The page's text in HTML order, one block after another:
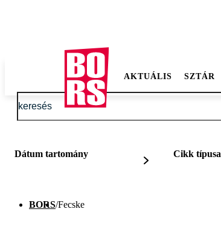
AKTUÁLIS SZTÁR
Dátum tartomány Cikk típusa
BORS/Fecske